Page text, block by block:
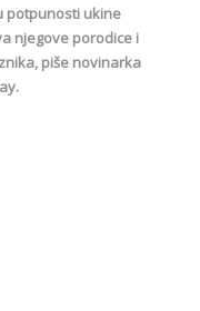
potpunosti ukine
njegove porodice i
piše novinarka